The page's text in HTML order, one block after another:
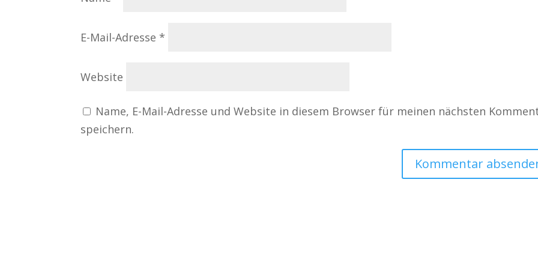
E-Mail-Adresse *
Website
Name, E-Mail-Adresse und Website in diesem Browser für meinen nächsten
speichern.